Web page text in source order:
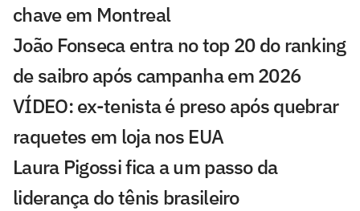
chave em Montreal
João Fonseca entra no top 20 do ranking
de saibro após campanha em 2026
VÍDEO: ex-tenista é preso após quebrar
raquetes em loja nos EUA
Laura Pigossi fica a um passo da
liderança do tênis brasileiro